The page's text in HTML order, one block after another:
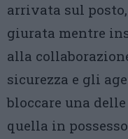
arrivata sul
giurata mentre
alla
sicurezza e gli
bloccare una
quella in